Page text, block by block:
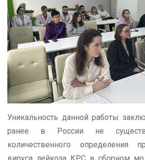
Уникальность данной работы
ранее в России не
количественного определения